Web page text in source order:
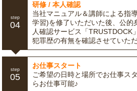
step
04
研修 / 本人確認
当社マニュアル＆講師による指
学習)を修了いただいた後、公的
人確認サービス「TRUSTDOCK
犯罪歴の有無を確認させていただ
step
05
お仕事スタート
ご希望の日時と場所でお仕事ス
らお仕事可能♪